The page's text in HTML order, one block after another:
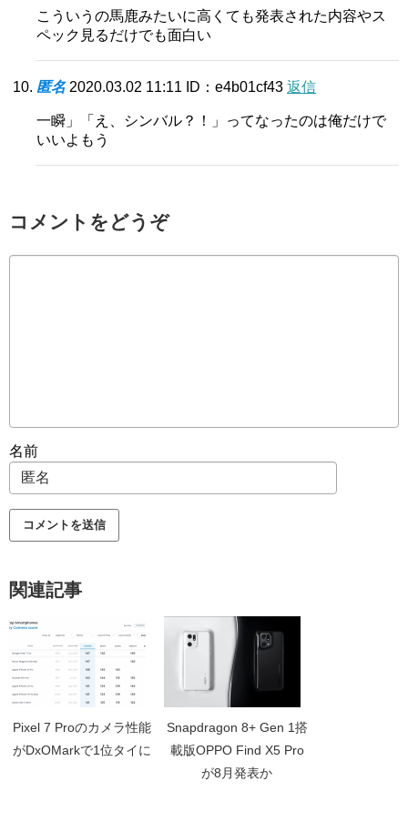
こういうの馬鹿みたいに高くても発表された内容やス
ペック見るだけでも面白い
匿名 2020.03.02 11:11 ID：e4b01cf43 返信
一瞬」「え、シンバル？！」ってなったのは俺だけで
いいよもう
コメントをどうぞ
名前
関連記事
Pixel 7 Proのカメラ性能
がDxOMarkで1位タイに
Snapdragon 8+ Gen 1搭
載版OPPO Find X5 Pro
が8月発表か